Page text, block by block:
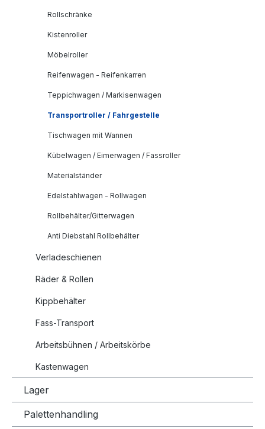
Rollschränke
Kistenroller
Möbelroller
Reifenwagen - Reifenkarren
Teppichwagen / Markisenwagen
Transportroller / Fahrgestelle
Tischwagen mit Wannen
Kübelwagen / Eimerwagen / Fassroller
Materialständer
Edelstahlwagen - Rollwagen
Rollbehälter/Gitterwagen
Anti Diebstahl Rollbehälter
Verladeschienen
Räder & Rollen
Kippbehälter
Fass-Transport
Arbeitsbühnen / Arbeitskörbe
Kastenwagen
Lager
Palettenhandling